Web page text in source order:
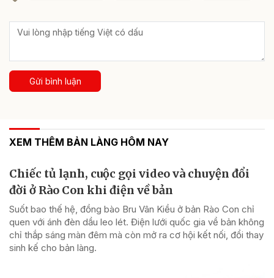
Gửi bình luận
XEM THÊM BẢN LÀNG HÔM NAY
Chiếc tủ lạnh, cuộc gọi video và chuyện đổi
đời ở Rào Con khi điện về bản
Suốt bao thế hệ, đồng bào Bru Vân Kiều ở bản Rào Con chỉ
quen với ánh đèn dầu leo lét. Điện lưới quốc gia về bản không
chỉ thắp sáng màn đêm mà còn mở ra cơ hội kết nối, đổi thay
sinh kế cho bản làng.